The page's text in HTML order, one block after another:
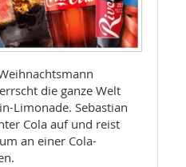
die ganze Welt
Limonade. Sebastian
Cola auf und reist
an einer Cola-